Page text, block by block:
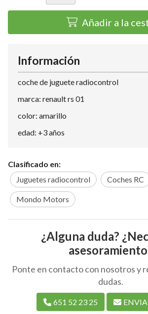
Añadir a la
Información
coche de juguete radiocontrol
marca: renault rs 01
color: amarillo
edad: +3 años
Clasificado en:
Juguetes radiocontrol
Coches RC
Mondo Motors
¿Alguna duda?
Ponte en contacto con nosotros y
dudas.
651 52 23 25